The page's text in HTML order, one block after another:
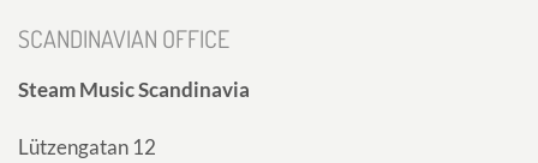
SCANDINAVIAN OFFICE
Steam Music Scandinavia
Lützengatan 12